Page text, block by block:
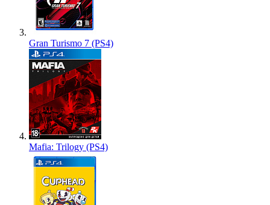
Gran Turismo 7 (PS4)
Mafia: Trilogy (PS4)